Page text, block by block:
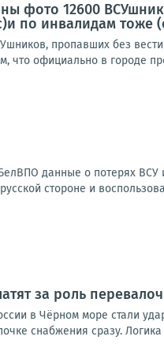
фото 12600
по инвалидам тоже
пропавших без
что официально в городе
данные о потерях
стороне и
за роль
в Чёрном море стали
снабжения сразу. Логика